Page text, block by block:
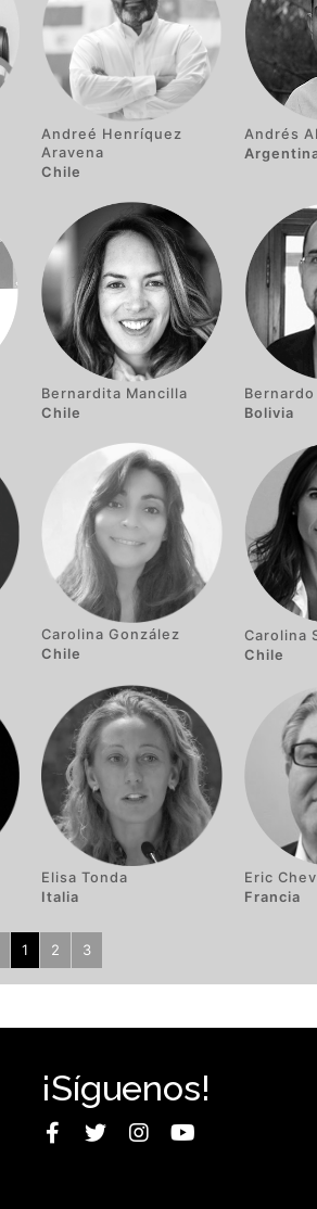
Andreé Henríquez
Aravena
Chile
Andrés
Bernardita Mancilla
Chile
Bolivia
Carolina González
Chile
Carolina
Chile
Elisa Tonda
Italia
Eric
Francia
1 2 3
¡Síguenos!